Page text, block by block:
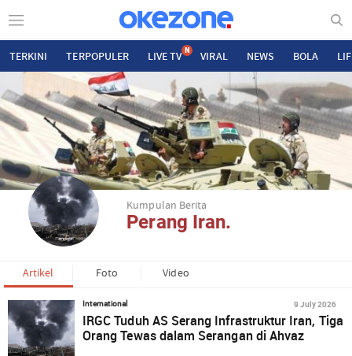
TERKINI TERPOPULER LIVE TV N VIRAL NEWS BOLA
Kumpulan Berita
Perang Iran.
Artikel Foto Video
International 9 July 2026
IRGC Tuduh AS Serang Infrastruktur Iran, Tiga
Orang Tewas dalam Serangan di Ahvaz